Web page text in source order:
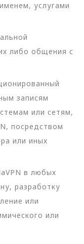
услугами
либо общения с
записям
или сетям,
посредством
или иных
в любых
разработку
или
или